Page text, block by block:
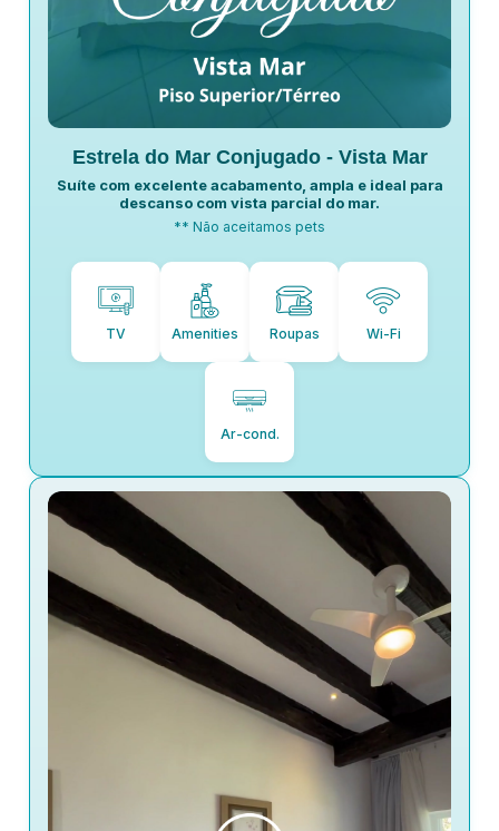
Estrela do Mar Conjugado - Vista Mar
Suíte com excelente acabamento, ampla e ideal para
descanso com vista parcial do mar.
** Não aceitamos pets
TV Amenities Roupas Wi-Fi
Ar-cond.